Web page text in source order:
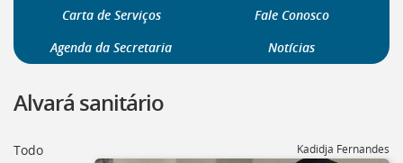
Ir
a
do
Carta de Serviços
Fale Conosco
Agenda da Secretaria
Notícias
Alvará sanitário
Kadidja Fernandes
Todo